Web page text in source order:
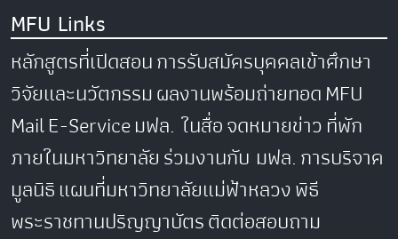
MFU Links
หลักสูตรที่เปิดสอนการรับสมัครบุคคลเข้าศึกษา
วิจัยและนวัตกรรมผลงานพร้อมถ่ายทอดMFU
MailE-Serviceมฟล. ในสื่อจดหมายข่าวที่พัก
ภายในมหาวิทยาลัยร่วมงานกับ มฟล.การบริจาค
มูลนิธิแผนที่มหาวิทยาลัยแม่ฟ้าหลวงพิธี
พระราชทานปริญญาบัตรติดต่อสอบถาม